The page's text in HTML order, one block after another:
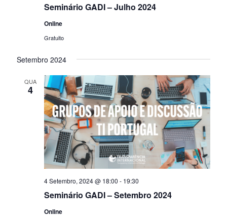
Seminário GADI – Julho 2024
Online
Gratuito
Setembro 2024
QUA
4
4 Setembro, 2024 @ 18:00 - 19:30
Seminário GADI – Setembro 2024
Online